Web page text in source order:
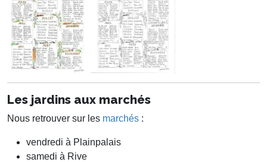
Les jardins aux marchés
Nous retrouver sur les marchés :
vendredi à Plainpalais
samedi à Rive